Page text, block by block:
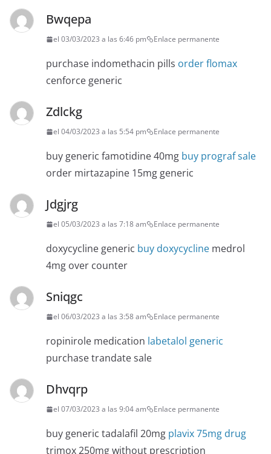
Bwqepa
el 03/03/2023 a las 6:46 pm Enlace permanente
purchase indomethacin pills order flomax
cenforce generic
Zdlckg
el 04/03/2023 a las 5:54 pm Enlace permanente
buy generic famotidine 40mg buy prograf sale
order mirtazapine 15mg generic
Jdgjrg
el 05/03/2023 a las 7:18 am Enlace permanente
doxycycline generic buy doxycycline medrol
4mg over counter
Sniqgc
el 06/03/2023 a las 3:58 am Enlace permanente
ropinirole medication labetalol generic
purchase trandate sale
Dhvqrp
el 07/03/2023 a las 9:04 am Enlace permanente
buy generic tadalafil 20mg plavix 75mg drug
trimox 250mg without prescription